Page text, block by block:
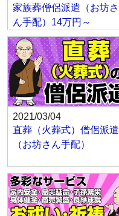
家族葬僧侶派遣（お坊さ
ん手配）14万円～
2021/03/04
直葬（火葬式）僧侶派遣
（お坊さん手配）